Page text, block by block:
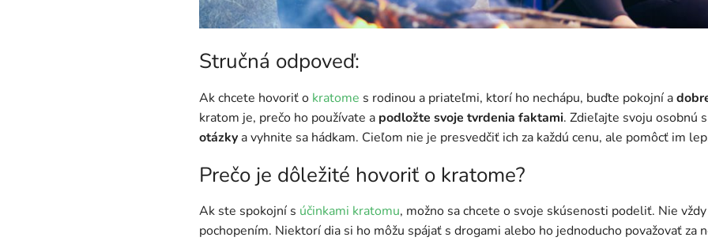
Stručná odpoveď:
Ak chcete hovoriť o kratome s rodinou a priateľmi, ktorí ho nechápu, buďte pokojní a
kratom je, prečo ho používate a podložte svoje tvrdenia faktami. Zdieľajte svoju osobnú
otázky a vyhnite sa hádkam. Cieľom nie je presvedčiť ich za každú cenu, ale pomôcť im
Prečo je dôležité hovoriť o kratome?
Ak ste spokojní s účinkami kratomu, možno sa chcete o svoje skúsenosti podeliť. Nie
pochopením. Niektorí dia si ho môžu spájať s drogami alebo ho jednoducho považovať za